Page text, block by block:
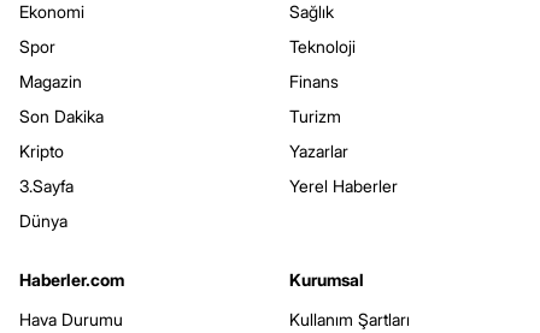
Ekonomi
Spor
Magazin
Son Dakika
Kripto
3.Sayfa
Dünya
Sağlık
Teknoloji
Finans
Turizm
Yazarlar
Yerel Haberler
Haberler.com
Hava Durumu
Kurumsal
Kullanım Şartları